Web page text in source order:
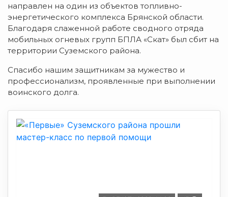
направлен на один из объектов топливно-
энергетического комплекса Брянской области.
Благодаря слаженной работе сводного отряда
мобильных огневых групп БПЛА «Скат» был сбит на
территории Суземского района.
Спасибо нашим защитникам за мужество и
профессионализм, проявленные при выполнении
воинского долга.